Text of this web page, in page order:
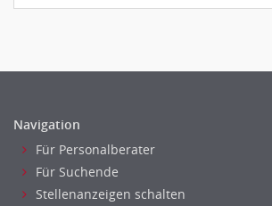
Navigation
Für Personalberater
Für Suchende
Stellenanzeigen schalten